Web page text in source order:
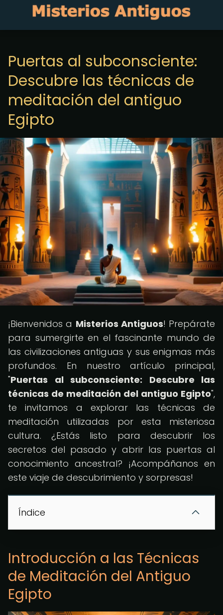
Puertas al subconsciente:
Descubre las técnicas de
meditación del antiguo
Egipto
¡Bienvenidos a Misterios Antiguos! Prepárate
para sumergirte en el fascinante mundo de
las civilizaciones antiguas y sus enigmas más
profundos. En nuestro artículo principal,
"Puertas al subconsciente: Descubre las
técnicas de meditación del antiguo Egipto",
te invitamos a explorar las técnicas de
meditación utilizadas por esta misteriosa
cultura. ¿Estás listo para descubrir los
secretos del pasado y abrir las puertas al
conocimiento ancestral? ¡Acompáñanos en
este viaje de descubrimiento y sorpresas!
Índice
Introducción a las Técnicas
de Meditación del Antiguo
Egipto